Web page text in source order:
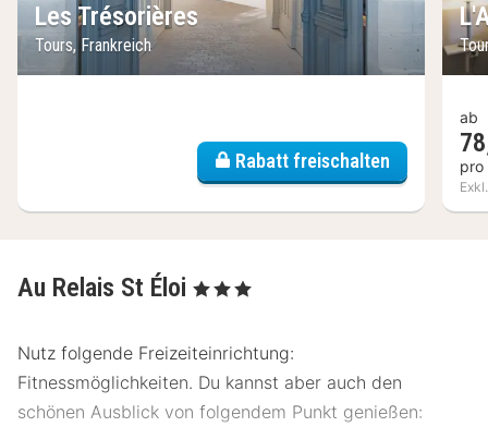
Les Trésorières
Tours, Frankreich
Rabatt freischalten
ab
pro
Au Relais St Éloi , 3 Sterne
Nutz folgende Freizeiteinrichtung:
Fitnessmöglichkeiten. Du kannst aber auch den
schönen Ausblick von folgendem Punkt genießen: